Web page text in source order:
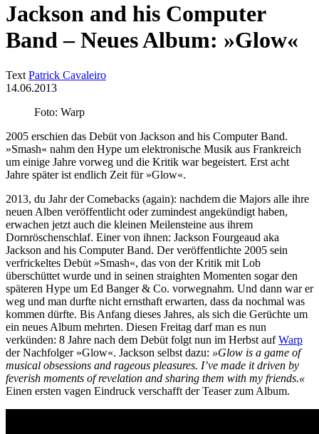
Jackson and his Computer
Band – Neues Album: »Glow«
Text Patrick Cavaleiro
14.06.2013
Foto: Warp
2005 erschien das Debüt von Jackson and his Computer Band.
»Smash« nahm den Hype um elektronische Musik aus Frankreich
um einige Jahre vorweg und die Kritik war begeistert. Erst acht
Jahre später ist endlich Zeit für »Glow«.
2013, du Jahr der Comebacks (again): nachdem die Majors alle ihre
neuen Alben veröffentlicht oder zumindest angekündigt haben,
erwachen jetzt auch die kleinen Meilensteine aus ihrem
Dornröschenschlaf. Einer von ihnen: Jackson Fourgeaud aka
Jackson and his Computer Band. Der veröffentlichte 2005 sein
verfrickeltes Debüt »Smash«, das von der Kritik mit Lob
überschüttet wurde und in seinen straighten Momenten sogar den
späteren Hype um Ed Banger & Co. vorwegnahm. Und dann war er
weg und man durfte nicht ernsthaft erwarten, dass da nochmal was
kommen dürfte. Bis Anfang dieses Jahres, als sich die Gerüchte um
ein neues Album mehrten. Diesen Freitag darf man es nun
verkünden: 8 Jahre nach dem Debüt folgt nun im Herbst aufWarp
der Nachfolger »Glow«. Jackson selbst dazu: »Glow is a game of
musical obsessions and rageous pleasures. I’ve made it driven by
feverish moments of revelation and sharing them with my friends.«
Einen ersten vagen Eindruck verschafft der Teaser zum Album.